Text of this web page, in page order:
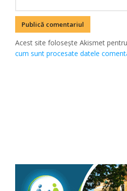
Acest site folosește Akismet
cum sunt procesate datele